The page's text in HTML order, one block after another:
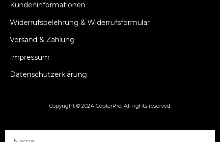
Kundeninformationen
Widerrufsbelehrung & Widerrufsformular
Versand & Zahlung
Impressum
Datenschutzerklärung
Copyright © 2024 CopterPro, All rights reserved.